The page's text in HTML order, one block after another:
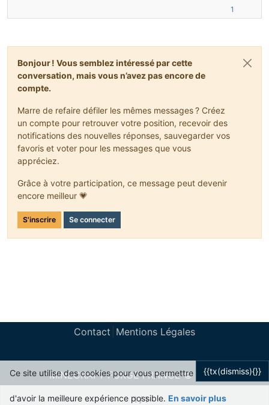
1
Bonjour ! Vous semblez intéressé par cette
conversation, mais vous n’avez pas encore de
compte.
Marre de refaire défiler les mêmes messages ? Créez
un compte pour retrouver votre position, recevoir des
notifications des nouvelles réponses, sauvegarder vos
favoris et voter pour les messages que vous
appréciez.
Grâce à votre participation, ce message peut devenir
encore meilleur 💗
S'inscrire Se connecter
1 / 1
Contact Mentions Légales
MINECRAFT FORGE FRANCE © 2024
Powered byNodeBB
{{tx(dismiss){}}
Ce site utilise des cookies pour vous permettre
d'avoir la meilleure expérience possible. En savoir plus